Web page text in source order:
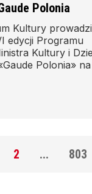
Polonia
Kultury
edycji Programu
Kultury i
Polonia»
2 ... 803